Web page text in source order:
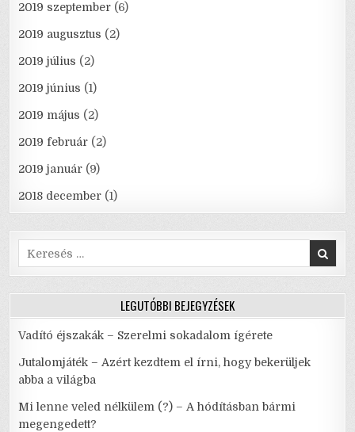
2019 szeptember (6)
2019 augusztus (2)
2019 július (2)
2019 június (1)
2019 május (2)
2019 február (2)
2019 január (9)
2018 december (1)
Search
for:
LEGUTÓBBI BEJEGYZÉSEK
Vadító éjszakák – Szerelmi sokadalom ígérete
Jutalomjáték – Azért kezdtem el írni, hogy bekerüljek
abba a világba
Mi lenne veled nélkülem (?) – A hódításban bármi
megengedett?